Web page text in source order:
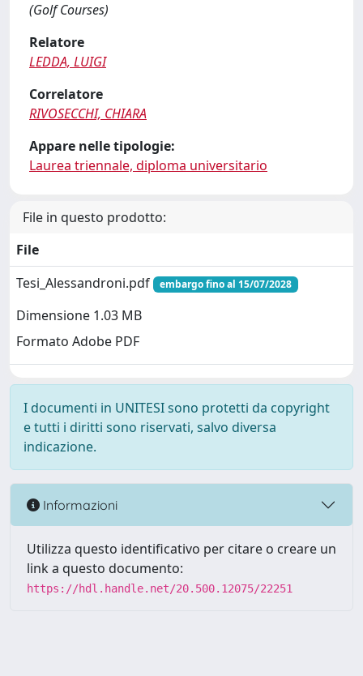
(Golf Courses)
Relatore
LEDDA, LUIGI
Correlatore
RIVOSECCHI, CHIARA
Appare nelle tipologie:
Laurea triennale, diploma universitario
File in questo prodotto:
File
Tesi_Alessandroni.pdf
embargo fino al 15/07/2028
Dimensione 1.03 MB
Formato Adobe PDF
I documenti in UNITESI sono protetti da copyright
e tutti i diritti sono riservati, salvo diversa
indicazione.
Informazioni
Utilizza questo identificativo per citare o creare un
link a questo documento:
https://hdl.handle.net/20.500.12075/22251